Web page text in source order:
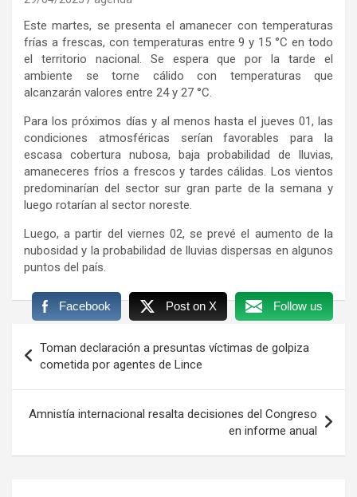
Este martes, se presenta el amanecer con temperaturas
frías a frescas, con temperaturas entre 9 y 15 °C en todo
el territorio nacional. Se espera que por la tarde el
ambiente se torne cálido con temperaturas que
alcanzarán valores entre 24 y 27 °C.
Para los próximos días y al menos hasta el jueves 01, las
condiciones atmosféricas serían favorables para la
escasa cobertura nubosa, baja probabilidad de lluvias,
amaneceres fríos a frescos y tardes cálidas. Los vientos
predominarían del sector sur gran parte de la semana y
luego rotarían al sector noreste.
Luego, a partir del viernes 02, se prevé el aumento de la
nubosidad y la probabilidad de lluvias dispersas en algunos
puntos del país.
Facebook Post on X Follow us
de
entradas
Toman declaración a presuntas víctimas de golpiza
cometida por agentes de Lince
Amnistía internacional resalta decisiones del Congreso
en informe anual